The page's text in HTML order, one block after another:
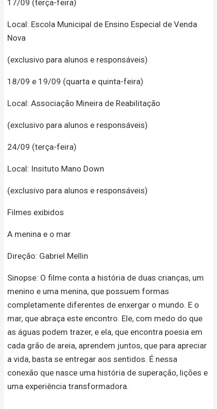
17/09 (terça-feira)
Local: Escola Municipal de Ensino Especial de Venda
Nova
(exclusivo para alunos e responsáveis)
18/09 e 19/09 (quarta e quinta-feira)
Local: Associação Mineira de Reabilitação
(exclusivo para alunos e responsáveis)
24/09 (terça-feira)
Local: Insituto Mano Down
(exclusivo para alunos e responsáveis)
Filmes exibidos
A menina e o mar
Direção: Gabriel Mellin
Sinopse: O filme conta a história de duas crianças, um
menino e uma menina, que possuem formas
completamente diferentes de enxergar o mundo. E o
mar, que abraça este encontro. Ele, com medo do que
as águas podem trazer, e ela, que encontra poesia em
cada grão de areia, aprendem juntos, que para apreciar
a vida, basta se entregar aos sentidos. É nessa
conexão que nasce uma história de superação, lições e
uma experiência transformadora.